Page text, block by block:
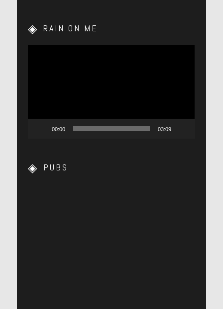
RAIN ON ME
00:00 03:09
PUBS